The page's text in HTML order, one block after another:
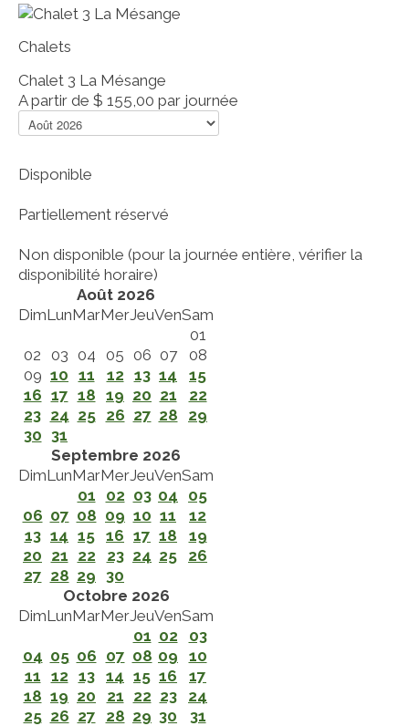
Chalets
Chalet 3 La Mésange
A partir de $ 155,00 par journée
Disponible
Partiellement réservé
Non disponible (pour la journée entière, vérifier la
disponibilité horaire)
Août 2026
DimLunMarMerJeuVenSam
01
02 03 04 05 06 07
08
09 10 11 12 13 14
15
16 17 18 19 20 21
22
23 24 25 26 27 28
29
30 31
Septembre 2026
DimLunMarMerJeuVenSam
01
02 03 04
05
06 07 08 09 10 11
12
13 14 15 16 17 18
19
20 21 22 23 24 25
26
27 28 29 30
Octobre 2026
DimLunMarMerJeuVenSam
01 02
03
04 05 06 07 08 09
10
11 12 13 14 15 16
17
18 19 20 21 22 23
24
25 26 27 28 29 30 31